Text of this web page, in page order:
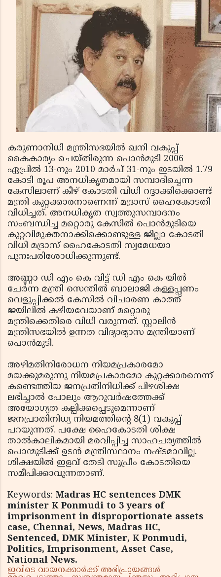
കരുണാനിധി മന്ത്രിസഭയില്‍ ഖനി വകുപ്പ്
കൈകാര്യം ചെയ്തിരുന്ന പൊന്‍മുടി 2006
ഏപ്രില്‍ 13-നും 2010 മാര്‍ച് 31-നും ഇടയില്‍ 1.79
കോടി രൂപ അനധികൃതമായി സമ്പാദിച്ചെന്ന
കേസിലാണ് കീഴ് കോടതി വിധി റദ്ദാക്കിക്കൊണ്ട്
മന്ത്രി കുറ്റക്കാരനാണെന്ന് മദ്രാസ് ഹൈകോടതി
വിധിച്ചത്. അനധികൃത സ്വത്തുസമ്പാദനം
സംബന്ധിച്ച മറ്റൊരു കേസില്‍ പൊന്‍മുടിയെ
കുറ്റവിമുക്തനാക്കിക്കൊണ്ടുള്ള ജില്ലാ കോടതി
വിധി മദ്രാസ് ഹൈകോടതി സ്വമേധയാ
പുനഃപരിശോധിക്കുന്നുണ്ട്.
അണ്ണാ ഡി എം കെ വിട്ട് ഡി എം കെ യില്‍
ചേര്‍ന്ന മന്ത്രി സെന്തില്‍ ബാലാജി കള്ളപ്പണം
വെളുപ്പിക്കല്‍ കേസില്‍ വിചാരണ കാത്ത്
ജയിലില്‍ കഴിയവേയാണ് മറ്റൊരു
മന്ത്രിക്കെതിരെ വിധി വരുന്നത്. സ്റ്റാലിന്‍
മന്ത്രിസഭയില്‍ ഉന്നത വിദ്യാഭ്യാസ മന്ത്രിയാണ്
പൊന്‍മുടി.
അഴിമതിനിരോധന നിയമപ്രകാരമോ
മയക്കുമരുന്നു നിയമപ്രകാരമോ കുറ്റക്കാരനെന്ന്
കണ്ടെത്തിയ ജനപ്രതിനിധിക്ക് പിഴശിക്ഷ
ലഭിച്ചാല്‍ പോലും ആറുവര്‍ഷത്തേക്ക്
അയോഗ്യത കല്പിക്കപ്പെടുമെന്നാണ്
ജനപ്രാതിനിധ്യ നിയമത്തിന്റെ 8(1) വകുപ്പ്
പറയുന്നത്. പക്ഷേ ഹൈകോടതി ശിക്ഷ
താല്‍കാലികമായി മരവിപ്പിച്ച സാഹചര്യത്തില്‍
പൊന്മുടിക്ക് ഉടന്‍ മന്ത്രിസ്ഥാനം നഷ്ടമാവില്ല.
ശിക്ഷയില്‍ ഇളവ് തേടി സുപ്രീം കോടതിയെ
സമീപിക്കാവുന്നതാണ്.
Keywords: Madras HC sentences DMK
minister K Ponmudi to 3 years of
imprisonment in disproportionate assets
case, Chennai, News, Madras HC,
Sentenced, DMK Minister, K Ponmudi,
Politics, Imprisonment, Asset Case,
National News.
ഇവിടെ വായനക്കാർക്ക് അഭിപ്രായങ്ങൾ